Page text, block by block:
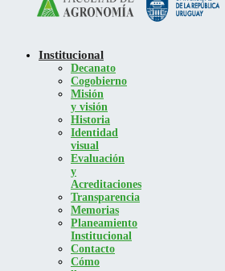
Institucional
Decanato
Cogobierno
Misión
y visión
Historia
Identidad
visual
Evaluación
y
Acreditaciones
Transparencia
Memorias
Planeamiento
Institucional
Contacto
Cómo